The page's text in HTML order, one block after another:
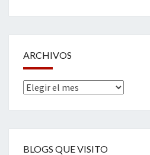
ARCHIVOS
Archivos
BLOGS QUE VISITO